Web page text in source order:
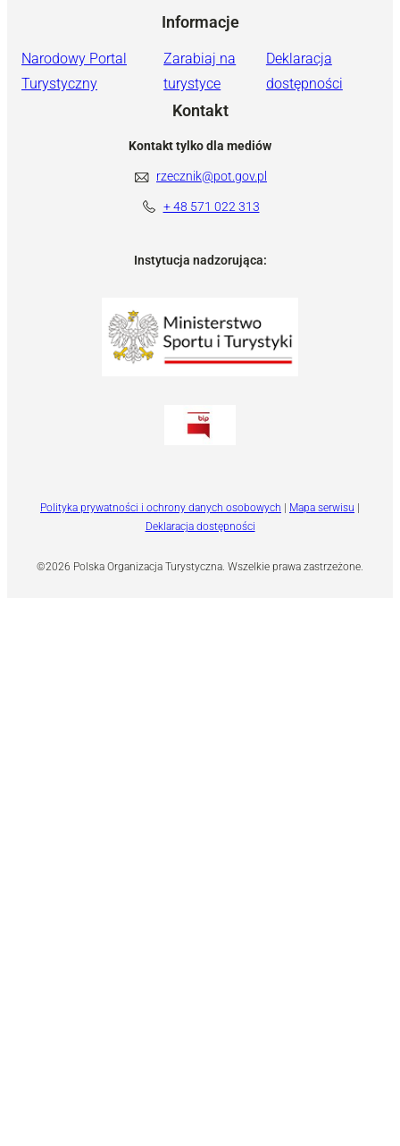
Informacje
Narodowy Portal
Turystyczny
Zarabiaj na
turystyce
Deklaracja
dostępności
Kontakt
Kontakt tylko dla mediów
rzecznik@pot.gov.pl
+ 48 571 022 313
Instytucja nadzorująca:
©2026 Polska Organizacja Turystyczna. Wszelkie prawa zastrzeżone.
Polityka prywatności i ochrony danych osobowych | Mapa serwisu |
Deklaracja dostępności